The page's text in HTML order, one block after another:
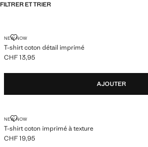
FILTRER ET TRIER
NEW NOW
T-shirt coton détail imprimé
T-SHIRT COTON DÉTAIL IMPRIMÉ
Prix actuel [CHF 13,95 ]
CHF 13,95
AJOUTER
NEW NOW
T-shirt coton imprimé à texture
T-SHIRT COTON IMPRIMÉ À TEXTURE
Prix actuel [CHF 19,95 ]
CHF 19,95